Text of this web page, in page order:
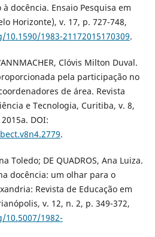
docência. Ensaio Pesquisa em
Horizonte), v. 17, p. 727-748,
1983-21172015170309.
Clóvis Milton Duval.
pela participação no
de área. Revista
e Tecnologia, Curitiba, v. 8,
DOI:
.
Toledo; DE QUADROS, Ana Luiza.
docência: um olhar para o
Revista de Educação em
v. 12, n. 2, p. 349-372,
1982-